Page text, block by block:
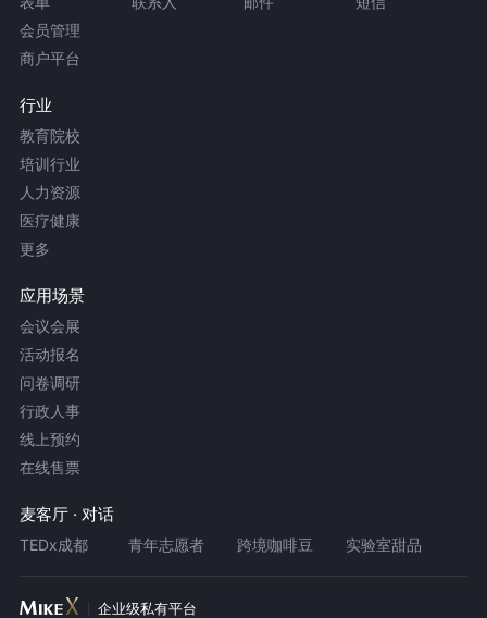
会员管理
商户平台
行业
教育院校
培训行业
人力资源
医疗健康
更多
应用场景
会议会展
活动报名
问卷调研
行政人事
线上预约
在线售票
麦客厅 · 对话
TEDx成都 青年志愿者 跨境咖啡豆 实验室甜品
企业级私有平台